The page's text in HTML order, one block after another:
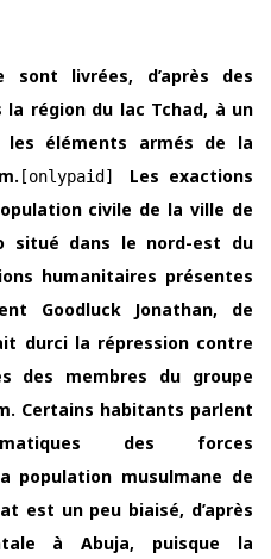
sont livrées, d’après des
région du lac Tchad, à un
les éléments armés de la
[onlypaid] Les exactions
civile de la ville de
situé dans le nord-est du
humanitaires présentes
Goodluck Jonathan, de
durci la répression contre
des membres du groupe
Certains habitants parlent
des forces
population musulmane de
est un peu biaisé, d’après
à Abuja, puisque la